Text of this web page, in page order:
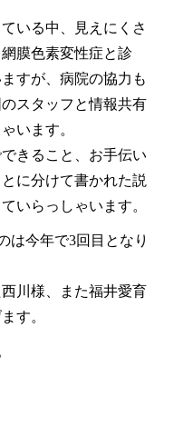
いる中、見えにくさ
膜色素変性症と診
すが、病院の協力も
スタッフと情報共有
います。
きること、お手伝い
に分けて書かれた説
いらっしゃいます。
は今年で3回目となり
川様、また福井愛育
す。